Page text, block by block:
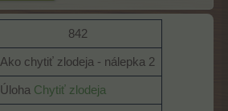
842​
Ako chytiť zlodeja - nálepka 2
Úloha Chytiť zlodeja